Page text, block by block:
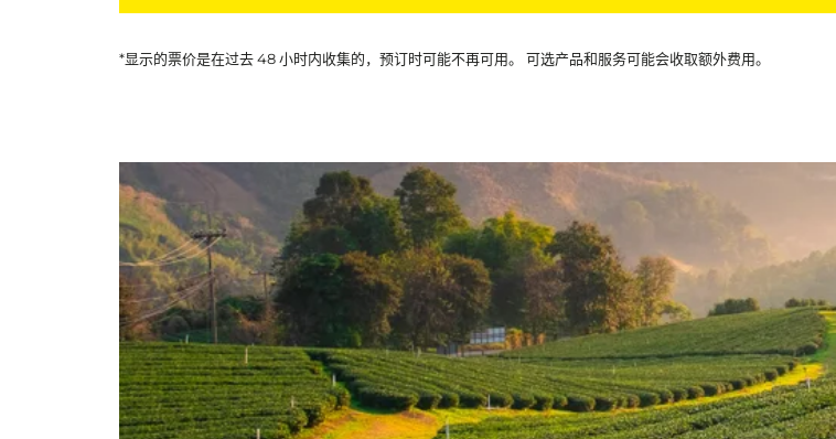
*显示的票价是在过去 48 小时内收集的，预订时可能不再可用。 可选产品和服务可能会收取额外费用。